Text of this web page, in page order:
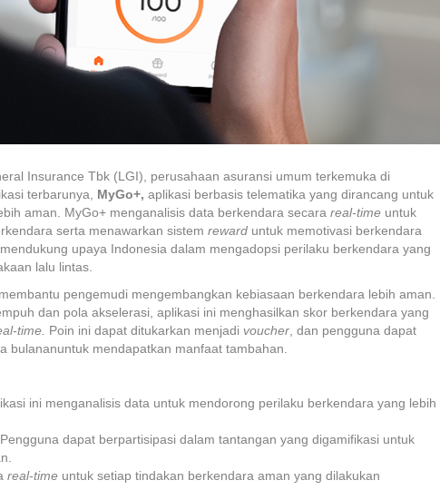
Insurance Tbk (LGI), perusahaan asuransi umum terkemuka di
terbarunya, MyGo+, aplikasi berbasis telematika yang dirancang untuk
aman. MyGo+ menganalisis data berkendara secara real-time untuk
serta menawarkan sistem reward untuk memotivasi berkendara
upaya Indonesia dalam mengadopsi perilaku berkendara yang
lalu lintas.
pengemudi mengembangkan kebiasaan berkendara lebih aman.
dan pola akselerasi, aplikasi ini menghasilkan skor berkendara yang
time. Poin ini dapat ditukarkan menjadi voucher, dan pengguna dapat
bulananuntuk mendapatkan manfaat tambahan.
ini menganalisis data untuk mendorong perilaku berkendara yang lebih
Pengguna dapat berpartisipasi dalam tantangan yang digamifikasi untuk
real-time untuk setiap tindakan berkendara aman yang dilakukan